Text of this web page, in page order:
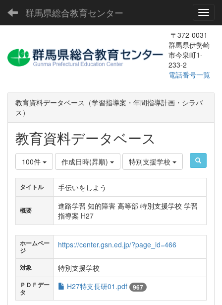
群馬県総合教育センター
〒372-0031
群馬県伊勢崎
市今泉町1-
233-2
電話番号一覧
教育資料データベース（学習指導案・年間指導計画・シラバ
ス）
教育資料データベース
100件 作成日時(昇順) 特別支援学校
タイトル 手伝いをしよう
概要
進路学習 知的障害 高等部 特別支援学校 学習
指導案 H27
ホームペー
ジ
https://center.gsn.ed.jp/?page_id=466
対象 特別支援学校
ＰＤＦデー
タ
H27特支長研01.pdf 967